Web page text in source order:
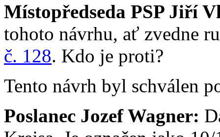
Místopředseda PSP Jiří
tohoto návrhu, ať zvedne
č. 128. Kdo je proti?
Tento návrh byl schválen
Poslanec Jozef Wagner: